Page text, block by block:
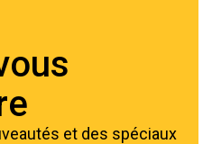
et des spéciaux